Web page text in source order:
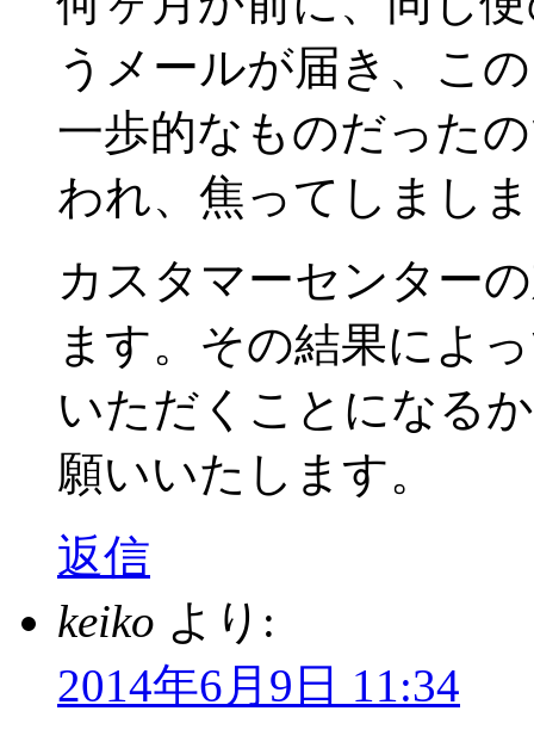
うメールが届き、こ
一歩的なものだった
われ、焦ってしまし
カスタマーセンター
ます。その結果によ
いただくことになる
願いいたします。
返信
keiko より:
2014年6月9日 11:34